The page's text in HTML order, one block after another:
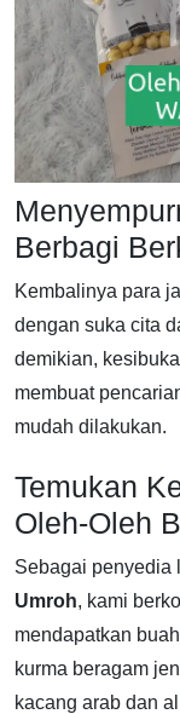
Berbagi
Kembalinya para
dengan suka cita
demikian,
membuat
mudah dilakukan.
Temukan
Oleh-Oleh
Sebagai penyedia
Umroh, kami
mendapatkan
kurma beragam
kacang arab dan